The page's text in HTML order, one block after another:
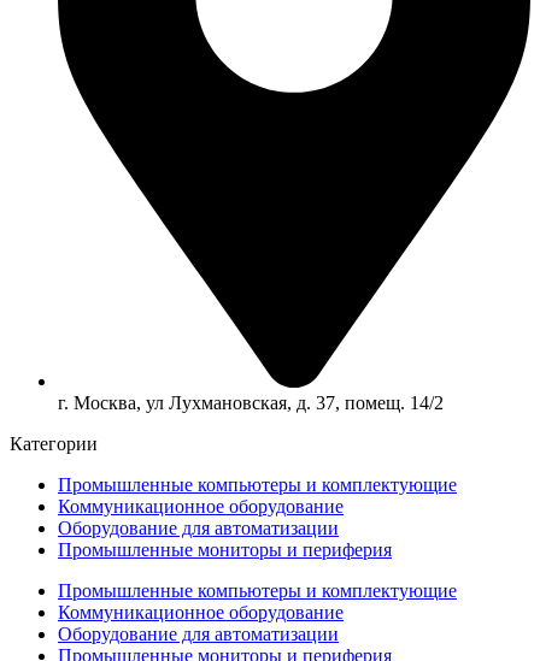
г. Москва, ул Лухмановская, д. 37, помещ. 14/2
Категории
Промышленные компьютеры и комплектующие
Коммуникационное оборудование
Оборудование для автоматизации
Промышленные мониторы и периферия
Промышленные компьютеры и комплектующие
Коммуникационное оборудование
Оборудование для автоматизации
Промышленные мониторы и периферия